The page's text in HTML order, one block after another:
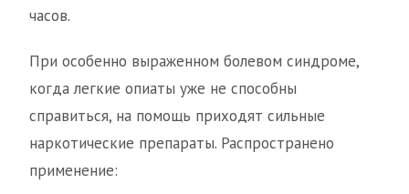
часов.
При особенно выраженном болевом синдроме,
когда легкие опиаты уже не способны
справиться, на помощь приходят сильные
наркотические препараты. Распространено
применение: